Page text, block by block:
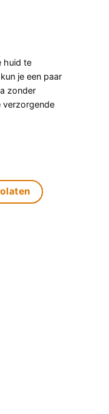
huid te
je een paar
zonder
verzorgende